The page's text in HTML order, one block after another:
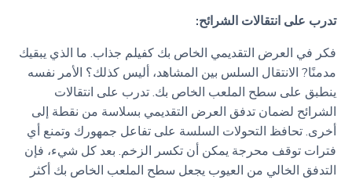
تدرب على انتقالات الشرائح:
فكر في العرض التقديمي الخاص بك كفيلم جذاب. ما الذي يبقيك
مدمنًا? الانتقال السلس بين المشاهد، أليس كذلك؟ الأمر نفسه
ينطبق على سطح الملعب الخاص بك. تدرب على انتقالات
الشرائح لضمان تدفق العرض التقديمي بسلاسة من نقطة إلى
أخرى. تحافظ التحولات السلسة على تفاعل جمهورك وتمنع أي
فترات توقف محرجة يمكن أن تكسر الزخم. بعد كل شيء، فإن
التدفق الخالي من العيوب يجعل سطح الملعب الخاص بك أكثر